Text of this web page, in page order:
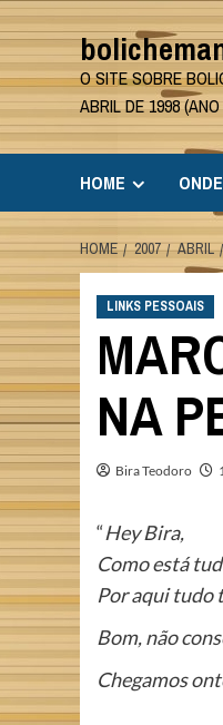
Skip
to
content
O SITE SOBRE
ABRIL DE 1998
HOME
HOME 2007 ABRIL
LINKS PESSOAIS
NA
Bira Teodoro
“Hey Bira,
Como está
Por aqui tudo
Bom, não
Chegamos